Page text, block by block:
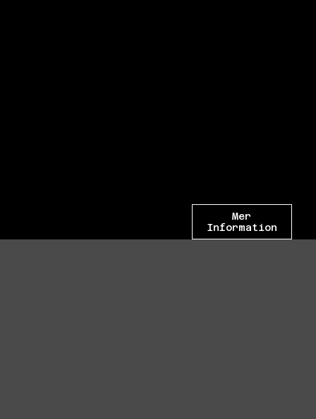
Mer
Information